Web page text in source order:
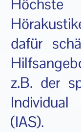
dafür
z.B. der
(IAS).